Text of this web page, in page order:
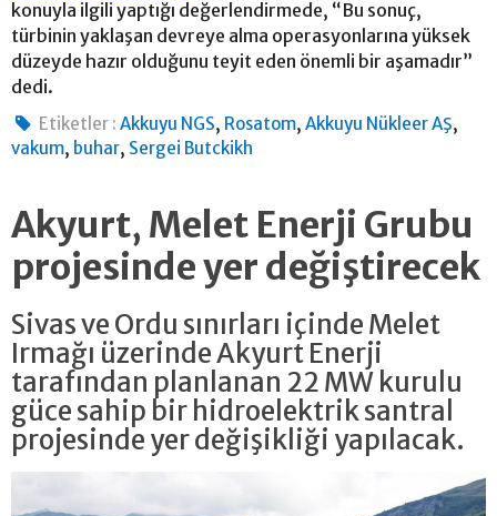
konuyla ilgili yaptığı değerlendirmede, “Bu sonuç,
türbinin yaklaşan devreye alma operasyonlarına yüksek
düzeyde hazır olduğunu teyit eden önemli bir aşamadır”
dedi.
Etiketler : Akkuyu NGS, Rosatom,Akkuyu Nükleer AŞ,
vakum, buhar, Sergei Butckikh
Akyurt, Melet Enerji Grubu
projesinde yer değiştirecek
Sivas ve Ordu sınırları içinde Melet
Irmağı üzerinde Akyurt Enerji
tarafından planlanan 22 MW kurulu
güce sahip bir hidroelektrik santral
projesinde yer değişikliği yapılacak.